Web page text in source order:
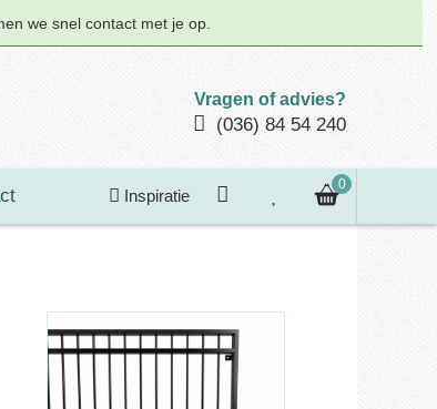
we snel contact met je op.
Vragen of advies?
(036) 84 54 240
Inspiratie
0